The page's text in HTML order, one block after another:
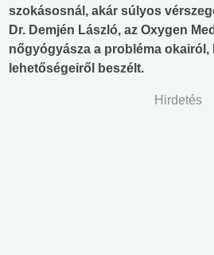
szokásosnál, akár súlyos
Dr. Demjén László, az Oxygen
nőgyógyásza a probléma okairól,
lehetőségeiről beszélt.
Hirdetés